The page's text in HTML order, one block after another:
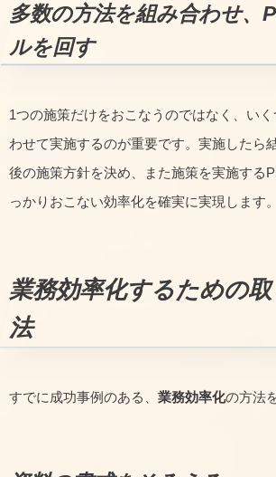
多数の方法を組み合わせ、
ルを回す
1つの施策だけをおこなうのではなく、い
わせて実施するのが重要です。実施したら
後の施策方針を決め、また施策を実施する
っかりおこない効率化を確実に実現します。
業務効率化するための
法
すでに成功事例のある、 業務効率化の方法